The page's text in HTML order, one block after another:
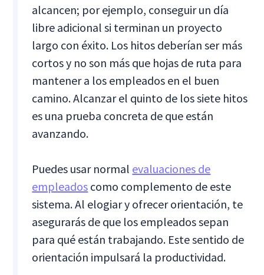
alcancen; por ejemplo, conseguir un día
libre adicional si terminan un proyecto
largo con éxito. Los hitos deberían ser más
cortos y no son más que hojas de ruta para
mantener a los empleados en el buen
camino. Alcanzar el quinto de los siete hitos
es una prueba concreta de que están
avanzando.
Puedes usar normal evaluaciones de
empleados como complemento de este
sistema. Al elogiar y ofrecer orientación, te
asegurarás de que los empleados sepan
para qué están trabajando. Este sentido de
orientación impulsará la productividad.